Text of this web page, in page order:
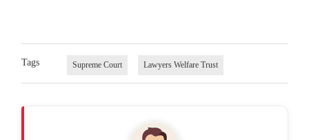
Tags Supreme Court Lawyers Welfare Trust